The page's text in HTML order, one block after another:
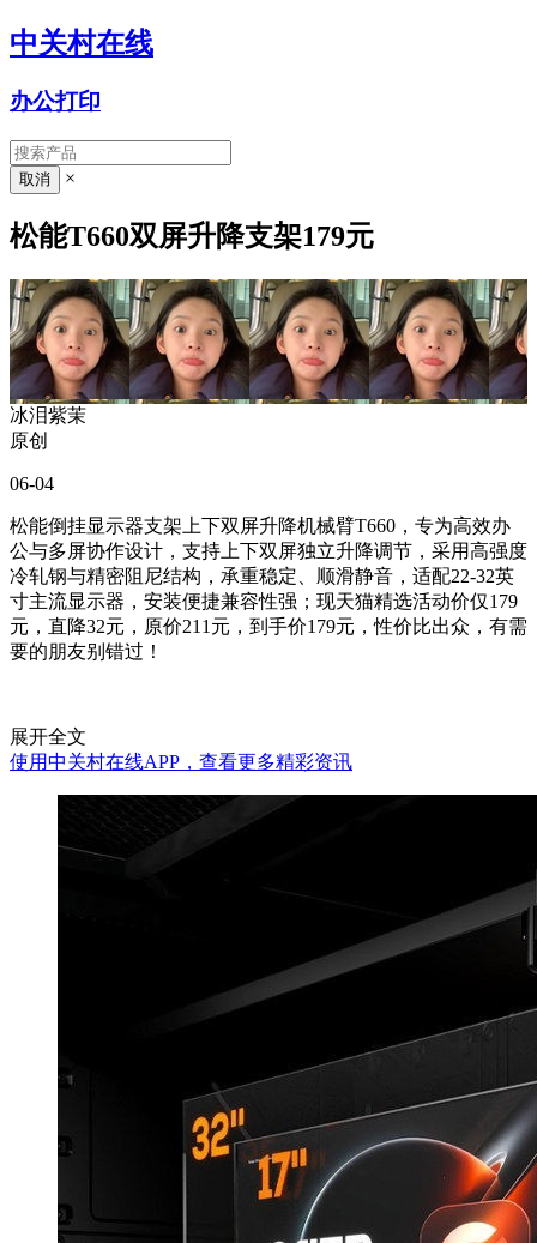
中关村在线
办公打印
×
松能T660双屏升降支架179元
冰泪紫茉
原创
06-04
松能倒挂显示器支架上下双屏升降机械臂T660，专为高效办
公与多屏协作设计，支持上下双屏独立升降调节，采用高强度
冷轧钢与精密阻尼结构，承重稳定、顺滑静音，适配22-32英
寸主流显示器，安装便捷兼容性强；现天猫精选活动价仅179
元，直降32元，原价211元，到手价179元，性价比出众，有需
要的朋友别错过！
展开全文
使用中关村在线APP，查看更多精彩资讯